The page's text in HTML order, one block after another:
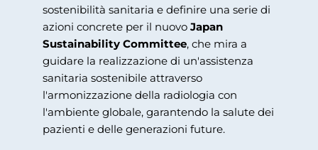
sostenibilità sanitaria e definire una serie di
azioni concrete per il nuovo Japan
Sustainability Committee, che mira a
guidare la realizzazione di un'assistenza
sanitaria sostenibile attraverso
l'armonizzazione della radiologia con
l'ambiente globale, garantendo la salute dei
pazienti e delle generazioni future.